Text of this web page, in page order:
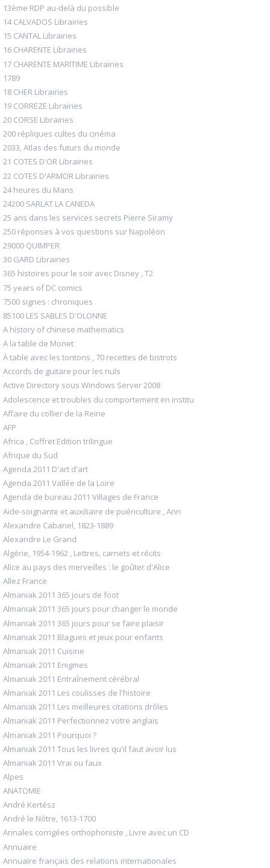
13ème RDP au-delà du possible
14 CALVADOS Librairies
15 CANTAL Librairies
16 CHARENTE Librairies
17 CHARENTE MARITIME Librairies
1789
18 CHER Librairies
19 CORREZE Librairies
20 CORSE Librairies
200 répliques cultes du cinéma
2033, Atlas des futurs du monde
21 COTES D'OR Librairies
22 COTES D'ARMOR Librairies
24 heures du Mans
24200 SARLAT LA CANEDA
25 ans dans les services secrets Pierre Siramy
250 réponses à vos questions sur Napoléon
29000 QUIMPER
30 GARD Librairies
365 histoires pour le soir avec Disney , T2
75 years of DC comics
7500 signes : chroniques
85100 LES SABLES D'OLONNE
A history of chinese mathematics
A la table de Monet
À table avec les tontons , 70 recettes de bistrots
Accords de guitare pour les nuls
Active Directory sous Windows Server 2008
Adolescence et troubles du comportement en institu
Affaire du collier de la Reine
AFP
Africa , Coffret Edition trilingue
Afrique du Sud
Agenda 2011 D'art d'art
Agenda 2011 Vallée de la Loire
Agenda de bureau 2011 Villages de France
Aide-soignante et auxiliaire de puériculture , Ann
Alexandre Cabanel, 1823-1889
Alexandre Le Grand
Algérie, 1954-1962 , Lettres, carnets et récits
Alice au pays des merveilles : le goûter d'Alice
Allez France
Almaniak 2011 365 jours de foot
Almaniak 2011 365 jours pour changer le monde
Almaniak 2011 365 jours pour se faire plaisir
Almaniak 2011 Blagues et jeux pour enfants
Almaniak 2011 Cuisine
Almaniak 2011 Enigmes
Almaniak 2011 Entraînement cérébral
Almaniak 2011 Les coulisses de l'histoire
Almaniak 2011 Les meilleures citations drôles
Almaniak 2011 Perfectionnez votre anglais
Almaniak 2011 Pourquoi ?
Almaniak 2011 Tous les livres qu'il faut avoir lus
Almaniak 2011 Vrai ou faux
Alpes
ANATOMIE
André Kertész
André le Nôtre, 1613-1700
Annales corrigées orthophoniste , Livre avec un CD
Annuaire
Annuaire français des relations internationales